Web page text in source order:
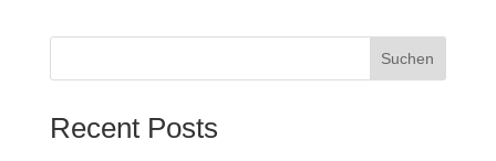
Suchen
Recent Posts